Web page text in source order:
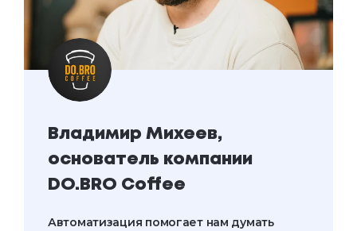
Владимир Михеев,
основатель компании
DO.BRO Coffee
Автоматизация помогает нам думать